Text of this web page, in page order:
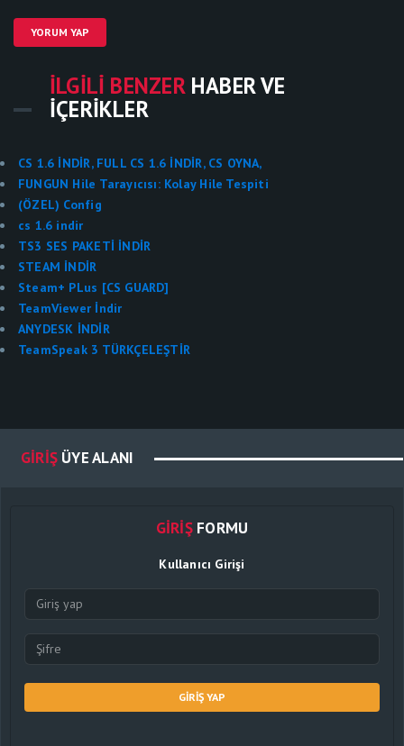
YORUM YAP
İLGILI BENZERHABER VE
İÇERIKLER
CS 1.6 İNDİR, FULL CS 1.6 İNDİR, CS OYNA,
FUNGUN Hile Tarayıcısı: Kolay Hile Tespiti
(ÖZEL) Config
cs 1.6 indir
TS3 SES PAKETİ İNDİR
STEAM İNDİR
Steam+ PLus [CS GUARD]
TeamViewer İndir
ANYDESK İNDİR
TeamSpeak 3 TÜRKÇELEŞTİR
GIRIŞ ÜYE ALANI
GIRIŞFORMU
Kullanıcı Girişi
GIRIŞ YAP